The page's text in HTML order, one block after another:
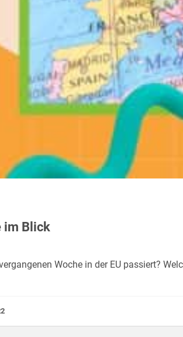
im Blick
Woche in der EU passiert?